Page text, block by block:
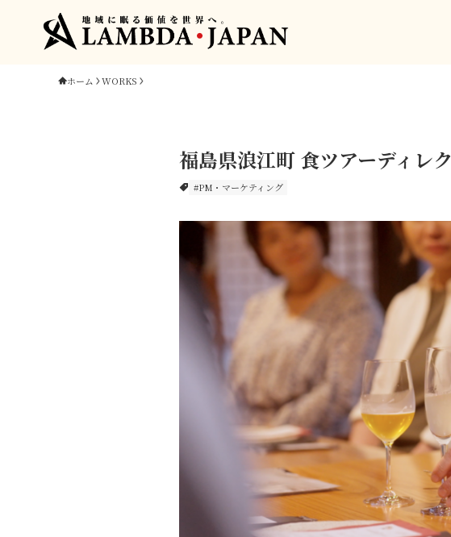
ホーム WORKS
福島県浪江町 食ツアーディレ
#PM・マーケティング